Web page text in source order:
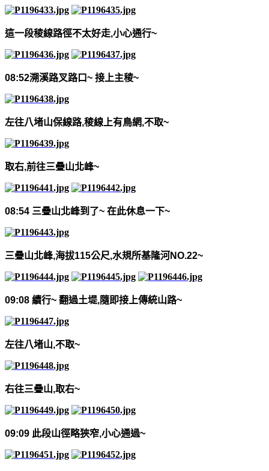
這一段稜線路徑不太好走,小心通行~
08:52溯溪路叉路口~ 接上主稜~
左往八堵山保線路,稜線上有鳥網,不取~
取右,前往三疊山北峰~
08:54 三疊山北峰到了~ 在此休息一下~
三疊山北峰,海拔115公尺,水規所基隆河NO.22~
09:08 續行~ 翻過土堤,隨即接上傳統山路~
左往八堵山,不取~
右往三疊山,取右~
09:09 此段山徑略狹窄,小心通過~